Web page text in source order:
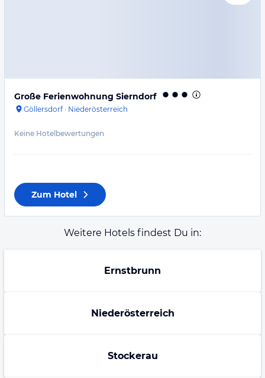
Große Ferienwohnung Sierndorf
Göllersdorf· Niederösterreich
Keine Hotelbewertungen
Zum Hotel
Weitere Hotels findest Du in:
Ernstbrunn
Niederösterreich
Stockerau